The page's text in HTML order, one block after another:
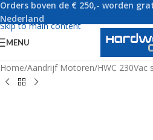
Skip to navigation
Skip to main content
Orders boven de € 250,- worden
Nederland
MENU
Home/Aandrijf Motoren/HWC 230Vac